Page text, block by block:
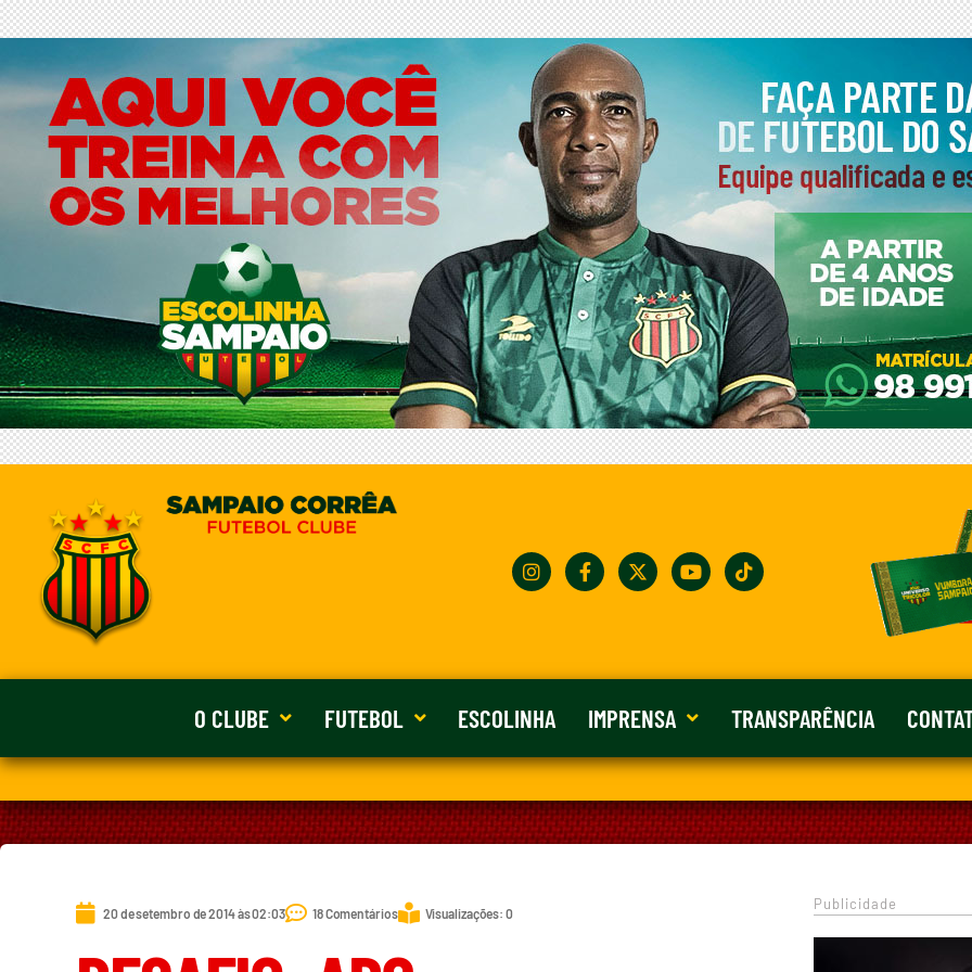
O CLUBE FUTEBOL ESCOLINHA IMPRENSA TRANSPARÊNCIA
20 de setembro de 2014 às 02:03 18 Comentários Visualizações: 0
Publicidade